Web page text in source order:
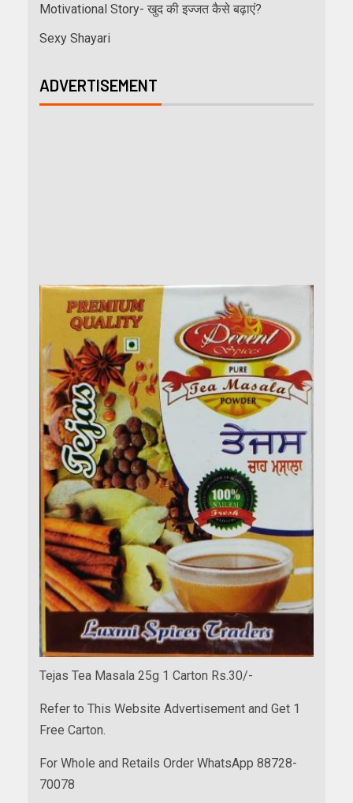
Motivational Story- खुद की इज्जत कैसे बढ़ाएं?
Sexy Shayari
ADVERTISEMENT
Tejas Tea Masala 25g 1 Carton Rs.30/-
Refer to This Website Advertisement and Get 1
Free Carton.
For Whole and Retails Order WhatsApp 88728-
70078